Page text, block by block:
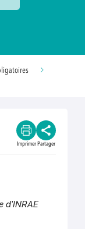
Imprimer Partager
d'INRAE